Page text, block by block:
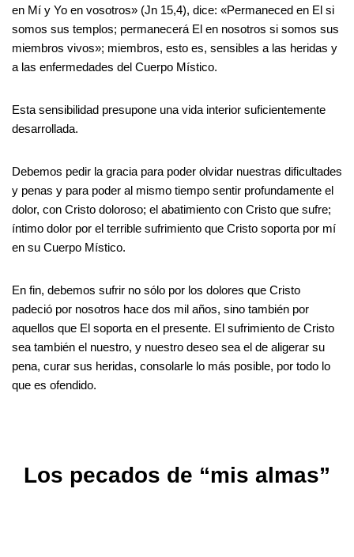
en Mí y Yo en vosotros» (Jn 15,4), dice: «Permaneced en El si
somos sus templos; permanecerá El en nosotros si somos sus
miembros vivos»; miembros, esto es, sensibles a las heridas y
a las enfermedades del Cuerpo Místico.
Esta sensibilidad presupone una vida interior suficientemente
desarrollada.
Debemos pedir la gracia para poder olvidar nuestras dificultades
y penas y para poder al mismo tiempo sentir profundamente el
dolor, con Cristo doloroso; el abatimiento con Cristo que sufre;
íntimo dolor por el terrible sufrimiento que Cristo soporta por mí
en su Cuerpo Místico.
En fin, debemos sufrir no sólo por los dolores que Cristo
padeció por nosotros hace dos mil años, sino también por
aquellos que El soporta en el presente. El sufrimiento de Cristo
sea también el nuestro, y nuestro deseo sea el de aligerar su
pena, curar sus heridas, consolarle lo más posible, por todo lo
que es ofendido.
Los pecados de “mis almas”